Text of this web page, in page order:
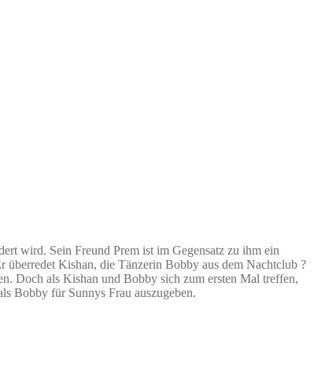
wird. Sein Freund Prem ist im Gegensatz zu ihm ein
überredet Kishan, die Tänzerin Bobby aus dem Nachtclub ?
Doch als Kishan und Bobby sich zum ersten Mal treffen,
Bobby für Sunnys Frau auszugeben.